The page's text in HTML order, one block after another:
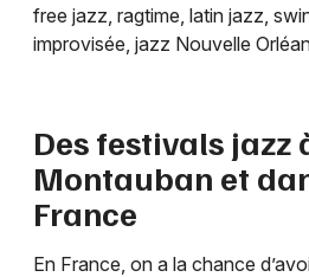
free jazz, ragtime, latin jazz,
improvisée, jazz Nouvelle
Des festivals jazz
Montauban et
France
En France, on a la chance